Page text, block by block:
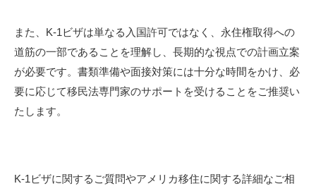
また、K-1ビザは単なる入国許可ではなく、永住権取得への
道筋の一部であることを理解し、長期的な視点での計画立案
が必要です。書類準備や面接対策には十分な時間をかけ、必
要に応じて移民法専門家のサポートを受けることをご推奨い
たします。
K-1ビザに関するご質問やアメリカ移住に関する詳細なご相